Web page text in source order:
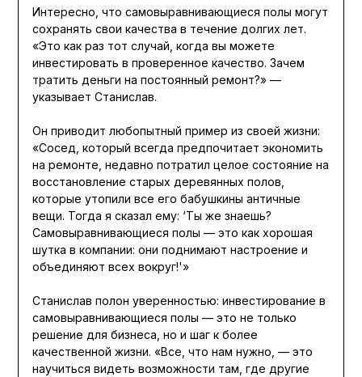
Интересно, что самовыравнивающиеся полы могут
сохранять свои качества в течение долгих лет.
«Это как раз тот случай, когда вы можете
инвестировать в проверенное качество. Зачем
тратить деньги на постоянный ремонт?» —
указывает Станислав.
Он приводит любопытный пример из своей жизни:
«Сосед, который всегда предпочитает экономить
на ремонте, недавно потратил целое состояние на
восстановление старых деревянных полов,
которые утопили все его бабушкины античные
вещи. Тогда я сказал ему: ‘Ты же знаешь?
Самовыравнивающиеся полы — это как хорошая
шутка в компании: они поднимают настроение и
объединяют всех вокруг!'»
Станислав полон уверенностью: инвестирование в
самовыравнивающиеся полы — это не только
решение для бизнеса, но и шаг к более
качественной жизни. «Все, что нам нужно, — это
научиться видеть возможности там, где другие